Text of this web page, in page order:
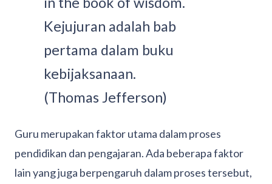
Kejujuran adalah bab
pertama dalam buku
kebijaksanaan.
(Thomas Jefferson)
Guru merupakan faktor utama dalam proses
pendidikan dan pengajaran. Ada beberapa faktor
lain yang juga berpengaruh dalam proses tersebut,